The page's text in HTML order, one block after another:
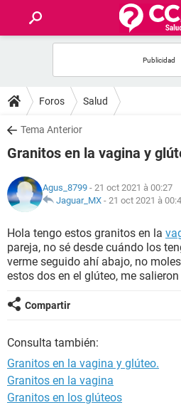
FORUMS
SALUD
NUTRICIÓN
BIENESTAR
SEXUALIDAD
GLOSARIO
Foros Salud
Tema Anterior
Granitos en la vagina y
Agus_8799 - 21 oct 2021 à 00:27
Jaguar_MX - 21 oct 2021 à
Hola tengo estos granitos en la
pareja, no sé desde cuándo los
verme seguido ahí abajo, no
estos dos en el glúteo, me
Compartir
Consulta también:
Granitos en la vagina y glúteo.
Granitos en la vagina
Granitos en los glúteos